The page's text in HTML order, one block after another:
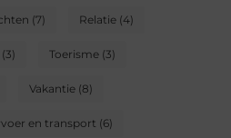
(7) Relatie(4)
Toerisme(3)
Vakantie(8)
en transport (6)